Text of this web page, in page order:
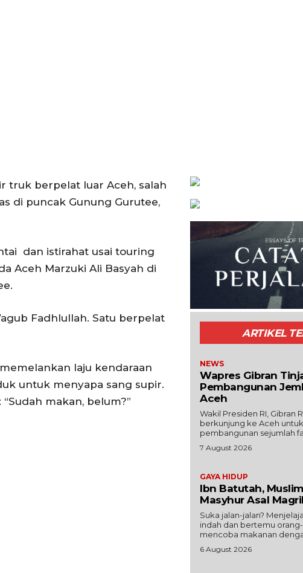
Menu
truk berpelat luar Aceh, salah
di puncak Gunung Gurutee,
dan istirahat usai touring
Aceh Marzuki Ali Basyah di
Fadhlullah. Satu berpelat
laju kendaraan
untuk menyapa sang supir.
makan, belum?”
ARTIKEL
NEWS
Wapres Gibran
Pembangunan
Aceh
Wakil Presiden RI, Gibran
berkunjung ke Aceh
pembangunan sejumlah
7 August 2026
GAYA HIDUP
Ibn Batutah,
Masyhur Asal
Suka jalan-jalan?
indah dan bertemu
mencoba makanan
6 August 2026